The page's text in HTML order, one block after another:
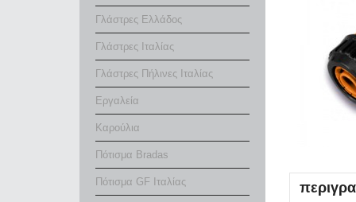
Γλάστρες Ελλάδος
Γλάστρες Ιταλίας
Γλάστρες Πήλινες Ιταλίας
Εργαλεία
Καρούλια
Πότισμα Bradas
Πότισμα GF Ιταλίας